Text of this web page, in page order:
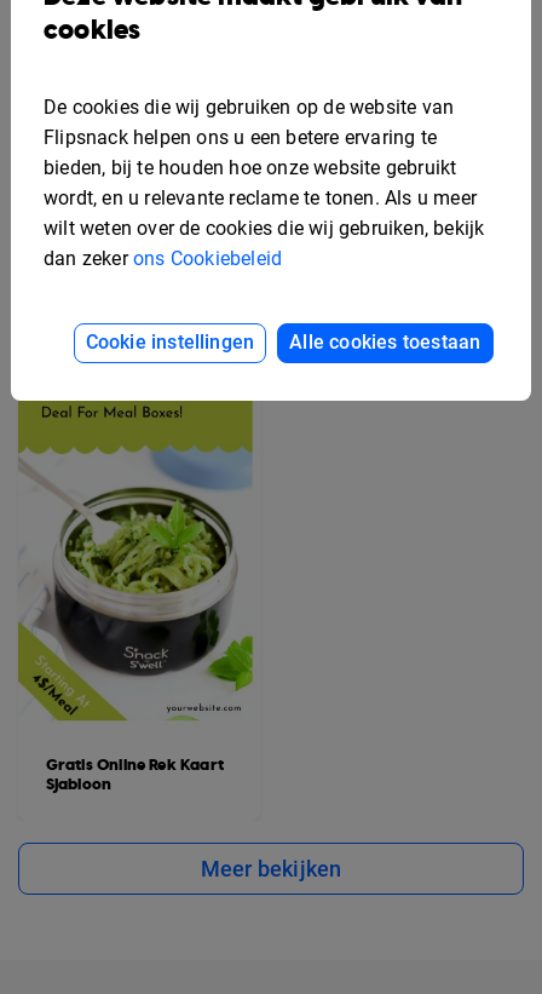
Bewerkbaar Secundaire
Arbeidsvoorwaarden
Flyer Sjabloon
Gratis Online Rek Kaart
Sjabloon
Gratis Rek Kaart
Ontwerp Sjabloon
Meer bekijken
cookies
De cookies die wij gebruiken op de website van
Flipsnack helpen ons u een betere ervaring te
bieden, bij te houden hoe onze website gebruikt
wordt, en u relevante reclame te tonen. Als u meer
wilt weten over de cookies die wij gebruiken, bekijk
dan zekerons Cookiebeleid
Cookie instellingen Alle cookies toestaan